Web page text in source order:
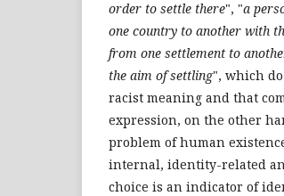
order to settle there", "a
one country to another with
from one settlement to
the aim of settling", which
racist meaning and that
expression, on the other
problem of human
internal, identity-related
choice is an indicator of